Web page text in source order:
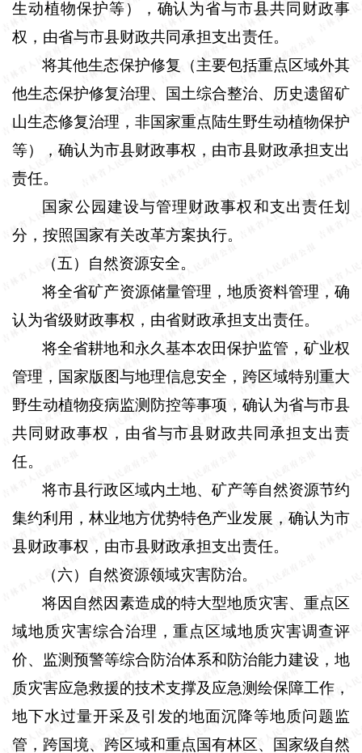
生动植物保护等），确认为省与市县共同财政事
权，由省与市县财政共同承担支出责任。
将其他生态保护修复（主要包括重点区域外其
他生态保护修复治理、国土综合整治、历史遗留矿
山生态修复治理，非国家重点陆生野生动植物保护
等），确认为市县财政事权，由市县财政承担支出
责任。
国家公园建设与管理财政事权和支出责任划
分，按照国家有关改革方案执行。
（五）自然资源安全。
将全省矿产资源储量管理，地质资料管理，确
认为省级财政事权，由省财政承担支出责任。
将全省耕地和永久基本农田保护监管，矿业权
管理，国家版图与地理信息安全，跨区域特别重大
野生动植物疫病监测防控等事项，确认为省与市县
共同财政事权，由省与市县财政共同承担支出责
任。
将市县行政区域内土地、矿产等自然资源节约
集约利用，林业地方优势特色产业发展，确认为市
县财政事权，由市县财政承担支出责任。
（六）自然资源领域灾害防治。
将因自然因素造成的特大型地质灾害、重点区
域地质灾害综合治理，重点区域地质灾害调查评
价、监测预警等综合防治体系和防治能力建设，地
质灾害应急救援的技术支撑及应急测绘保障工作，
地下水过量开采及引发的地面沉降等地质问题监
管，跨国境、跨区域和重点国有林区、国家级自然